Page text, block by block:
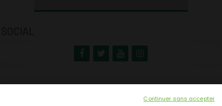
NEWSLETTER
Continuer sans accepter